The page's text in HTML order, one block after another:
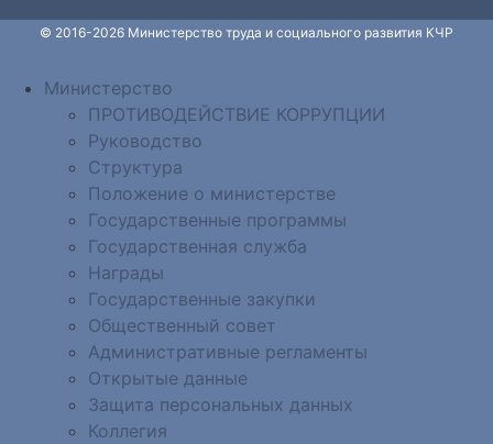
© 2016-2026 Министерство труда и социального развития КЧР
Министерство
ПРОТИВОДЕЙСТВИЕ КОРРУПЦИИ
Руководство
Структура
Положение о министерстве
Государственные программы
Государственная служба
Награды
Государственные закупки
Общественный совет
Административные регламенты
Открытые данные
Защита персональных данных
Коллегия